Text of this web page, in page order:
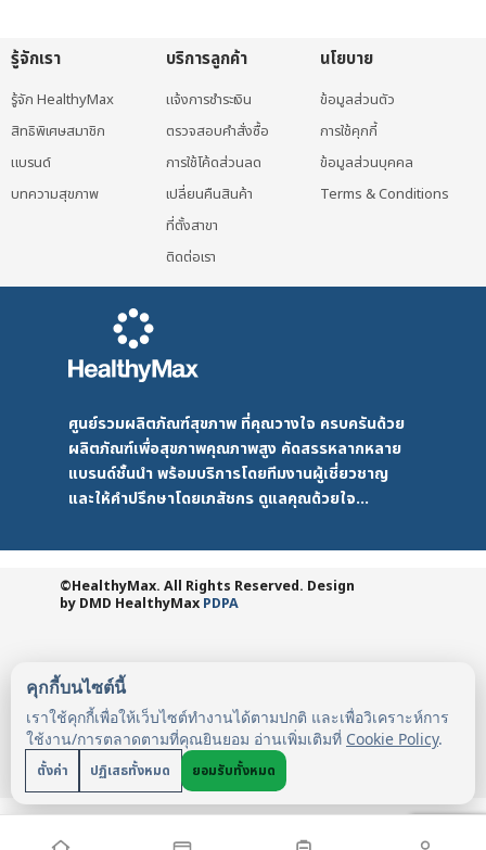
คุกกี้บนไซต์นี้
เราใช้คุกกี้เพื่อให้เว็บไซต์ทำงานได้ตามปกติ และเพื่อวิเคราะห์การ
ใช้งาน/การตลาดตามที่คุณยินยอม อ่านเพิ่มเติมที่ Cookie Policy.
ตั้งค่า ปฏิเสธทั้งหมด ยอมรับทั้งหมด
รู้จักเรา
รู้จัก HealthyMax
สิทธิพิเศษสมาชิก
แบรนด์
บทความสุขภาพ
บริการลูกค้า
แจ้งการชำระเงิน
ตรวจสอบคำสั่งซื้อ
การใช้โค้ดส่วนลด
เปลี่ยนคืนสินค้า
ที่ตั้งสาขา
ติดต่อเรา
นโยบาย
ข้อมูลส่วนตัว
การใช้คุกกี้
ข้อมูลส่วนบุคคล
Terms & Conditions
ศูนย์รวมผลิตภัณฑ์สุขภาพ ที่คุณวางใจ ครบครันด้วย
ผลิตภัณฑ์เพื่อสุขภาพคุณภาพสูง คัดสรรหลากหลาย
แบรนด์ชั้นนำ พร้อมบริการโดยทีมงานผู้เชี่ยวชาญ
และให้คำปรึกษาโดยเภสัชกร ดูแลคุณด้วยใจ...
©HealthyMax. All Rights Reserved. Design
by DMD HealthyMax PDPA